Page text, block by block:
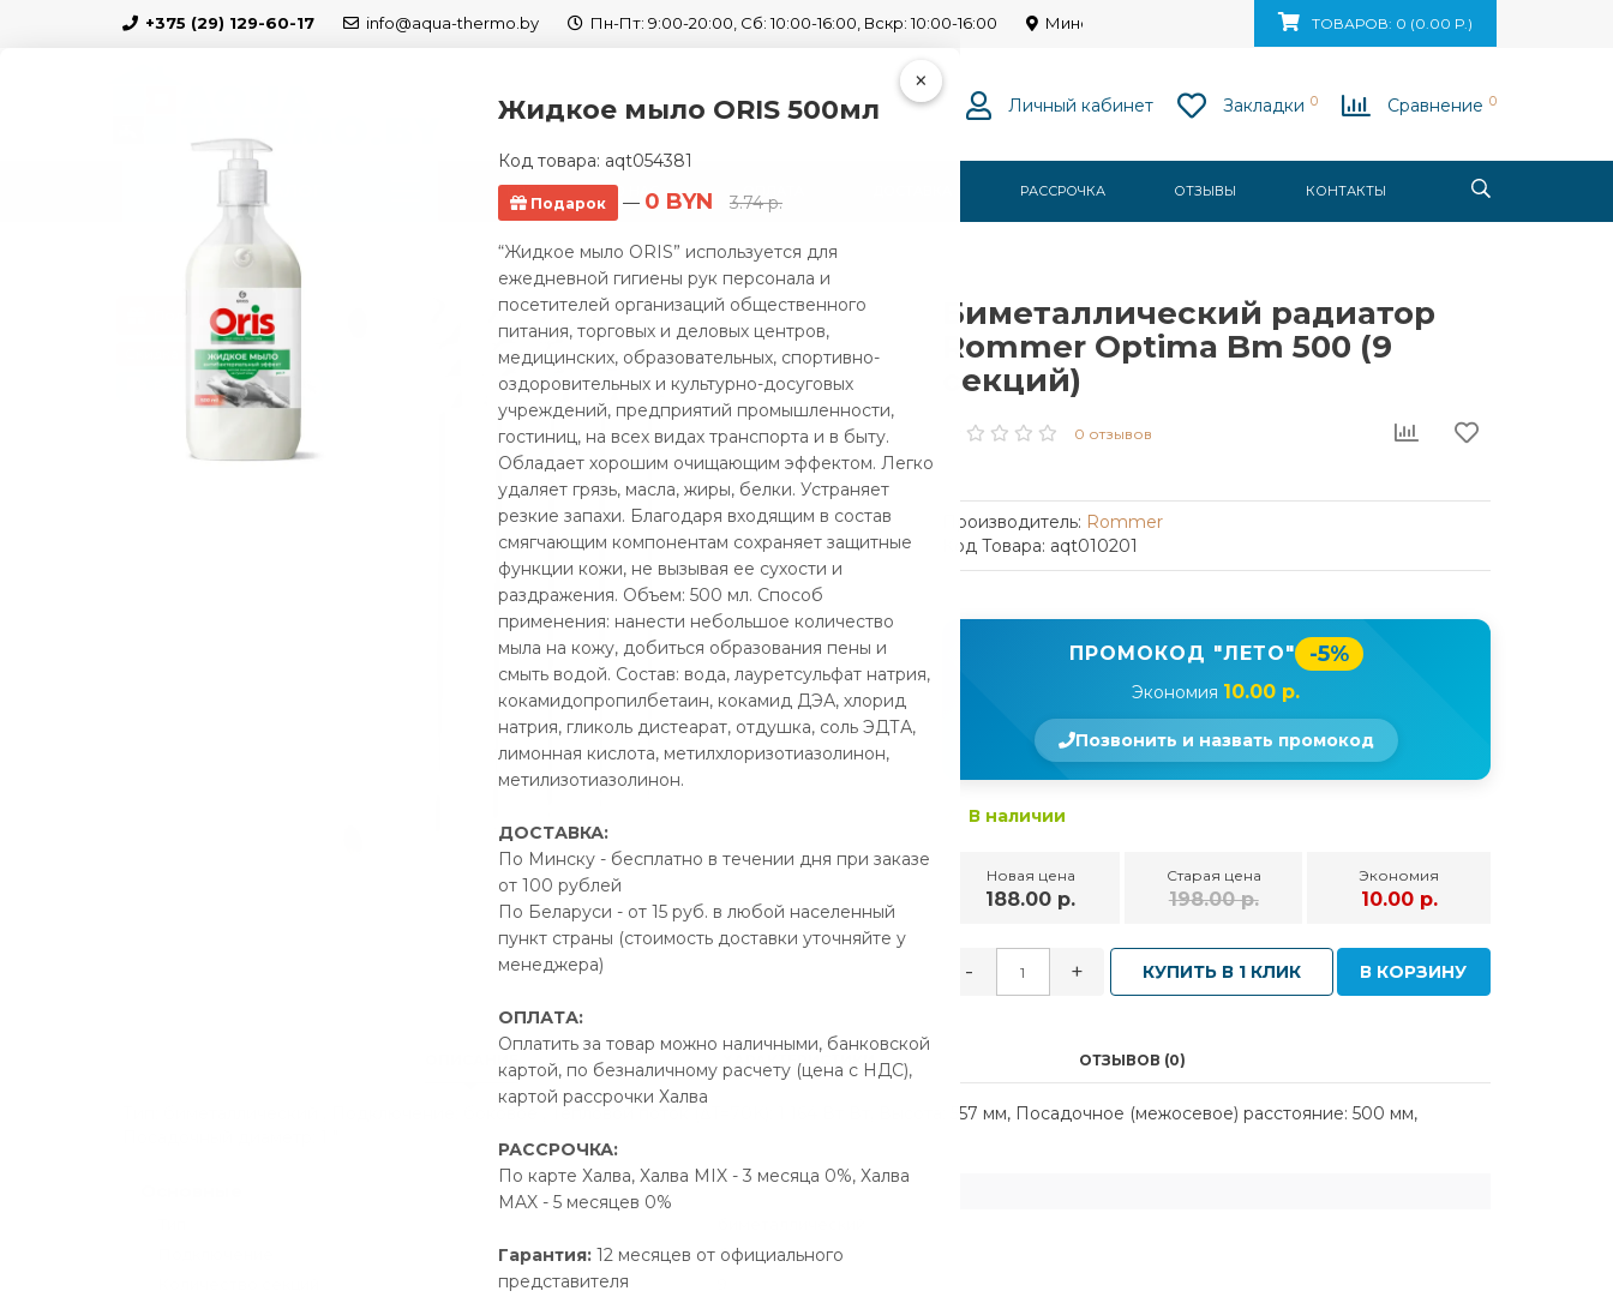
×
Жидкое мыло ORIS 500мл
Код товара: aqt054381
Подарок — 0 BYN 3.74 р.
“Жидкое мыло ORIS” используется для
ежедневной гигиены рук персонала и
посетителей организаций общественного
питания, торговых и деловых центров,
медицинских, образовательных, спортивно-
оздоровительных и культурно-досуговых
учреждений, предприятий промышленности,
гостиниц, на всех видах транспорта и в быту.
Обладает хорошим очищающим эффектом. Легко
удаляет грязь, масла, жиры, белки. Устраняет
резкие запахи. Благодаря входящим в состав
смягчающим компонентам сохраняет защитные
функции кожи, не вызывая ее сухости и
раздражения. Объем: 500 мл. Способ
применения: нанести небольшое количество
мыла на кожу, добиться образования пены и
смыть водой. Состав: вода, лауретсульфат натрия,
кокамидопропилбетаин, кокамид ДЭА, хлорид
натрия, гликоль дистеарат, отдушка, соль ЭДТА,
лимонная кислота, метилхлоризотиазолинон,
метилизотиазолинон.
ДОСТАВКА:
По Минску - бесплатно в течении дня при заказе
от 100 рублей
По Беларуси - от 15 руб. в любой населенный
пункт страны (стоимость доставки уточняйте у
менеджера)
ОПЛАТА:
Оплатить за товар можно наличными, банковской
картой, по безналичному расчету (цена с НДС),
картой рассрочки Халва
РАССРОЧКА:
По карте Халва, Халва MIX - 3 месяца 0%, Халва
MAX - 5 месяцев 0%
Гарантия: 12 месяцев от официального
представителя
+375 (29) 129-60-17 info@aqua-thermo.by Пн-Пт: 9:00-20:00, Сб: 10:00-16:00, Вскр: 10:00-16:00 Минск, ул. Ваупшасова, д. 10, пом. 131ТОВАРОВ: 0 (0.00 Р.)
Личный кабинет Закладки 0 Сравнение 0
О НАС РАССРОЧКА ОТЗЫВЫ КОНТАКТЫ
Радиаторы отопления Биметаллический радиатор Rommer Optima Bm 500 (9 секций)
Подарок
Скидка 5 %
Бесплатно по Минску
Биметаллический радиатор
Rommer Optima Bm 500 (9
секций)
0 отзывов
Производитель: Rommer
Код Товара: aqt010201
ПРОМОКОД "ЛЕТО" -5%
Экономия 10.00 р.
Позвонить и назвать промокод
В наличии
Новая цена
188.00 р.
Старая цена
198.00 р.
Экономия
10.00 р.
- + КУПИТЬ В 1 КЛИК В КОРЗИНУ
ХАРАКТЕРИСТИКИ ОТЗЫВОВ (0)
Тип: биметаллический , Подключение: боковое , Тепловой поток (ΔT=70K): 1 164 Вт Вт, Высота: 557 мм, Посадочное (межосевое) расстояние: 500 мм,
боковое